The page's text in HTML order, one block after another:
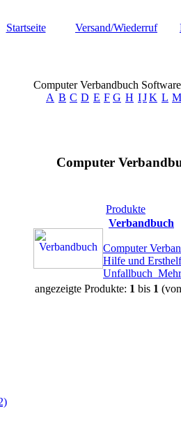
Startseite Versand/Wiederruf
Computer Verbandbuch
A B C D E F G H IJK L M
Computer
Produkte
Verbandbuch
Computer
Hilfe und
Unfallbuch
angezeigte Produkte: 1 bis 1